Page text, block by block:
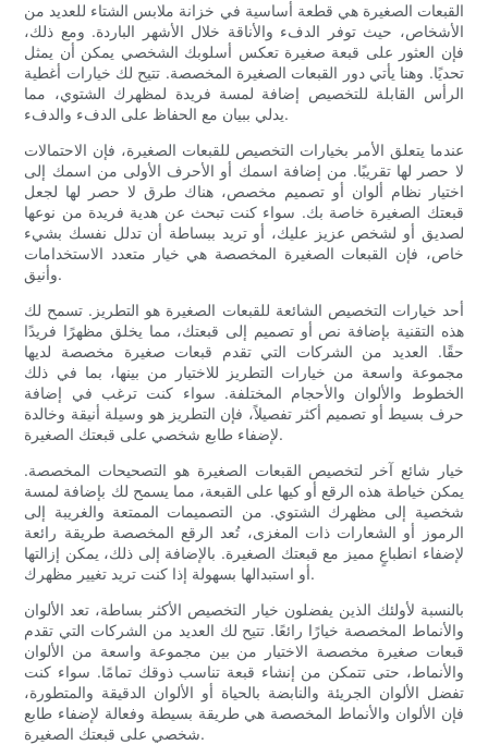
القبعات الصغيرة هي قطعة أساسية في خزانة ملابس الشتاء للعديد من
الأشخاص، حيث توفر الدفء والأناقة خلال الأشهر الباردة. ومع ذلك،
فإن العثور على قبعة صغيرة تعكس أسلوبك الشخصي يمكن أن يمثل
تحديًا. وهنا يأتي دور القبعات الصغيرة المخصصة. تتيح لك خيارات أغطية
الرأس القابلة للتخصيص إضافة لمسة فريدة لمظهرك الشتوي، مما
يدلي ببيان مع الحفاظ على الدفء والدفء.
عندما يتعلق الأمر بخيارات التخصيص للقبعات الصغيرة، فإن الاحتمالات
لا حصر لها تقريبًا. من إضافة اسمك أو الأحرف الأولى من اسمك إلى
اختيار نظام ألوان أو تصميم مخصص، هناك طرق لا حصر لها لجعل
قبعتك الصغيرة خاصة بك. سواء كنت تبحث عن هدية فريدة من نوعها
لصديق أو لشخص عزيز عليك، أو تريد ببساطة أن تدلل نفسك بشيء
خاص، فإن القبعات الصغيرة المخصصة هي خيار متعدد الاستخدامات
وأنيق.
أحد خيارات التخصيص الشائعة للقبعات الصغيرة هو التطريز. تسمح لك
هذه التقنية بإضافة نص أو تصميم إلى قبعتك، مما يخلق مظهرًا فريدًا
حقًا. العديد من الشركات التي تقدم قبعات صغيرة مخصصة لديها
مجموعة واسعة من خيارات التطريز للاختيار من بينها، بما في ذلك
الخطوط والألوان والأحجام المختلفة. سواء كنت ترغب في إضافة
حرف بسيط أو تصميم أكثر تفصيلاً، فإن التطريز هو وسيلة أنيقة وخالدة
لإضفاء طابع شخصي على قبعتك الصغيرة.
خيار شائع آخر لتخصيص القبعات الصغيرة هو التصحيحات المخصصة.
يمكن خياطة هذه الرقع أو كيها على القبعة، مما يسمح لك بإضافة لمسة
شخصية إلى مظهرك الشتوي. من التصميمات الممتعة والغريبة إلى
الرموز أو الشعارات ذات المغزى، تُعد الرقع المخصصة طريقة رائعة
لإضفاء انطباعٍ مميز مع قبعتك الصغيرة. بالإضافة إلى ذلك، يمكن إزالتها
أو استبدالها بسهولة إذا كنت تريد تغيير مظهرك.
بالنسبة لأولئك الذين يفضلون خيار التخصيص الأكثر بساطة، تعد الألوان
والأنماط المخصصة خيارًا رائعًا. تتيح لك العديد من الشركات التي تقدم
قبعات صغيرة مخصصة الاختيار من بين مجموعة واسعة من الألوان
والأنماط، حتى تتمكن من إنشاء قبعة تناسب ذوقك تمامًا. سواء كنت
تفضل الألوان الجريئة والنابضة بالحياة أو الألوان الدقيقة والمتطورة،
فإن الألوان والأنماط المخصصة هي طريقة بسيطة وفعالة لإضفاء طابع
شخصي على قبعتك الصغيرة.